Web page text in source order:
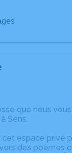
que nous
Sens.
cet espace privé
des poèmes